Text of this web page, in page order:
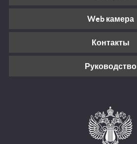
Web камера
Контакты
Руководство